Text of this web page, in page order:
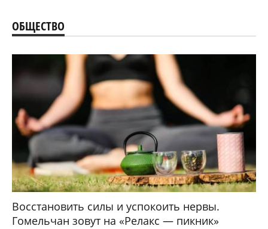
ОБЩЕСТВО
Восстановить силы и успокоить нервы.
Гомельчан зовут на «Релакс — пикник»